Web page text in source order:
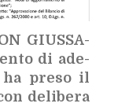
GIUS­SA­
di ade­
ha pre­so il
de­li­be­ra